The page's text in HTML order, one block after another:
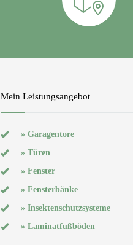
Mein Leistungsangebot
» Garagentore
» Türen
» Fenster
» Fensterbänke
» Insektenschutzsysteme
» Laminatfußböden